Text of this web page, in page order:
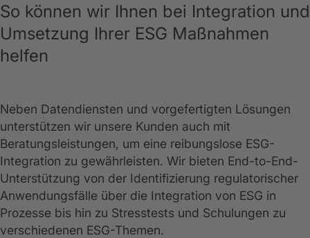
So können wir Ihnen bei Integration und
Umsetzung Ihrer ESG Maßnahmen
helfen
Neben Datendiensten und vorgefertigten Lösungen
unterstützen wir unsere Kunden auch mit
Beratungsleistungen, um eine reibungslose ESG-
Integration zu gewährleisten. Wir bieten End-to-End-
Unterstützung von der Identifizierung regulatorischer
Anwendungsfälle über die Integration von ESG in
Prozesse bis hin zu Stresstests und Schulungen zu
verschiedenen ESG-Themen.